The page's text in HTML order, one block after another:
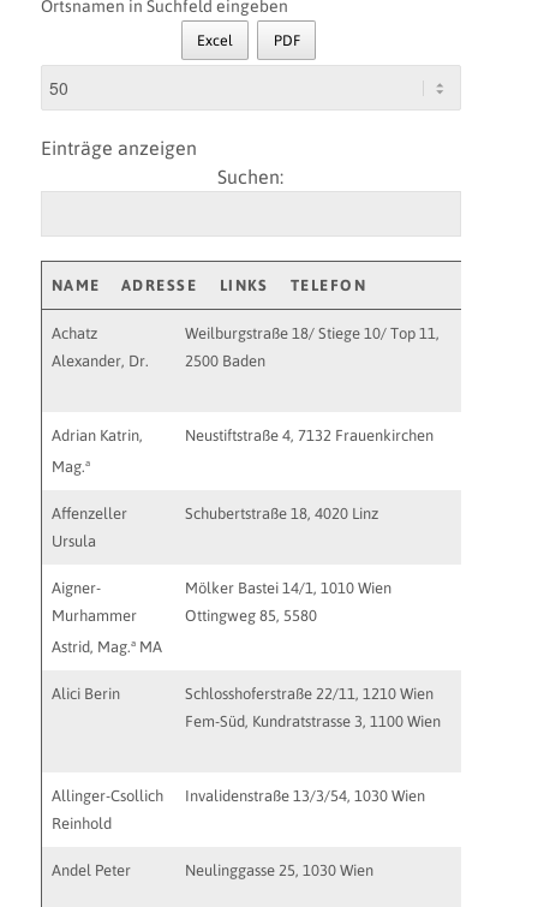
Ortsnamen in Suchfeld eingeben
Excel PDF
Einträge anzeigen
Suchen:
NAME ADRESSE LINKS TELEFON
Achatz
Alexander, Dr.
Weilburgstraße 18/ Stiege 10/ Top 11,
2500 Baden
Adrian Katrin,
Mag.a
Neustiftstraße 4, 7132 Frauenkirchen
Affenzeller
Ursula
Schubertstraße 18, 4020 Linz
Aigner-
Murhammer
Astrid, Mag.aMA
Mölker Bastei 14/1, 1010 Wien
Ottingweg 85, 5580
Alici Berin
Schlosshoferstraße 22/11, 1210 Wien
Fem-Süd, Kundratstrasse 3, 1100 Wien
Allinger-Csollich
Reinhold
Invalidenstraße 13/3/54, 1030 Wien
Andel Peter Neulinggasse 25, 1030 Wien